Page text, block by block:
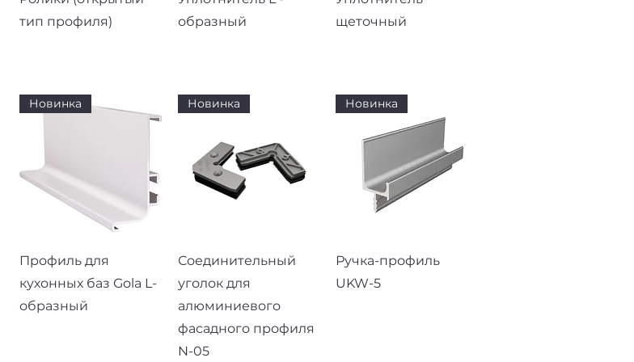
тип профиля)
образный
щеточный
Быстрый просмотр
Новинка
Профиль для
кухонных баз Gola L-
образный
Быстрый просмотр
Новинка
Соединительный
уголок для
алюминиевого
фасадного профиля
N-05
Быстрый просмотр
Новинка
Ручка-профиль
UKW-5